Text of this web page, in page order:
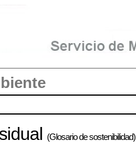
(Glosario de sostenibilidad)